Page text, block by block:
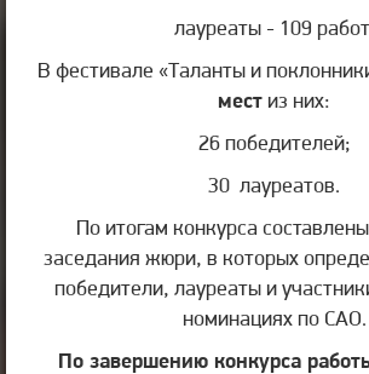
лауреаты - 109
В фестивале «Таланты и
мест из них:
26 победителей;
30 лауреатов.
По итогам конкурса
заседания жюри, в которых
победители, лауреаты и
номинациях по САО.
По завершению конкурса